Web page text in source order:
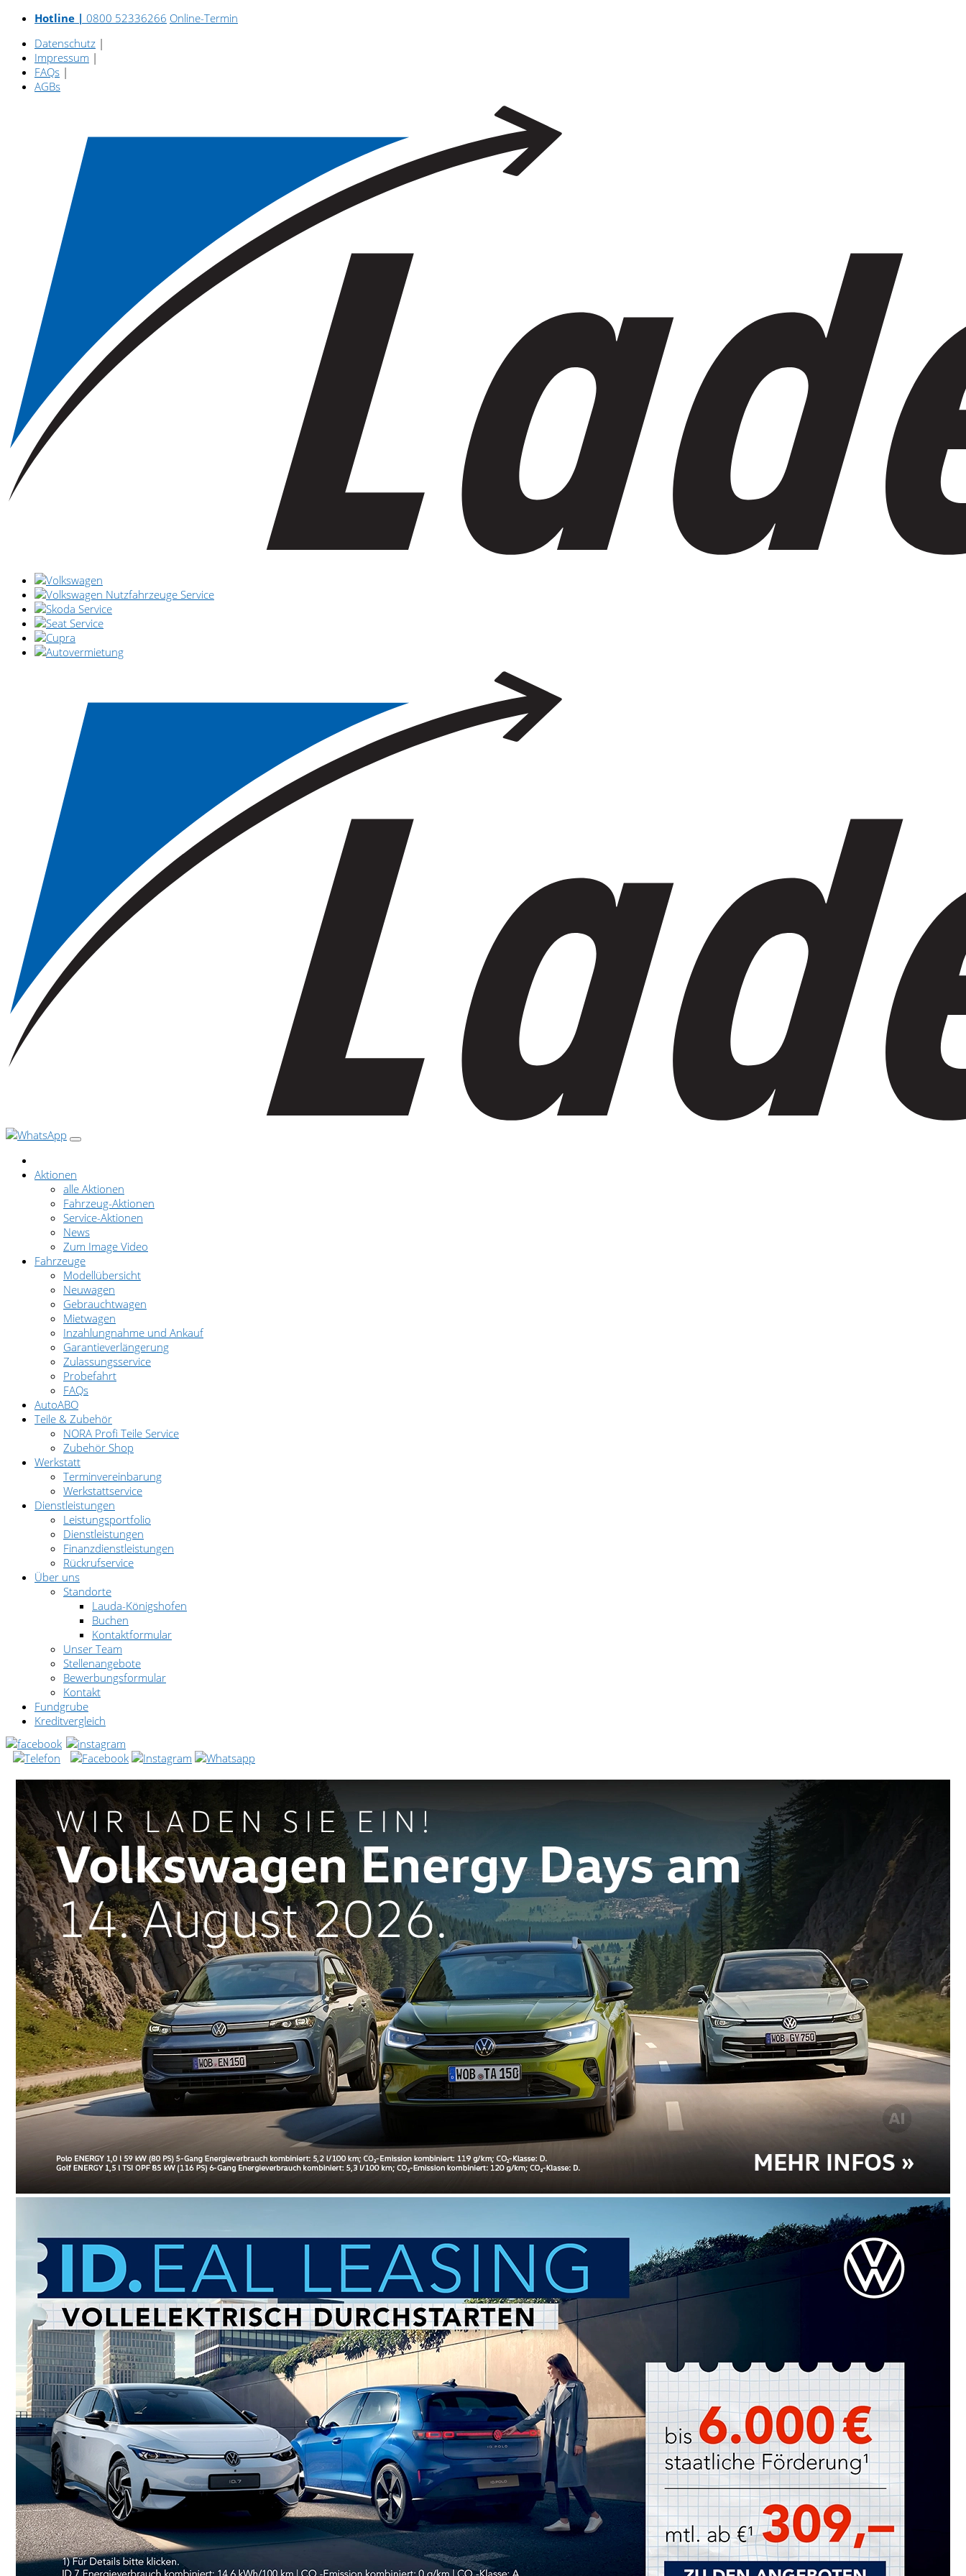
Hotline | 0800 52336266 Online-Termin
Datenschutz |
Impressum |
FAQs |
AGBs
Aktionen
alle Aktionen
Fahrzeug-Aktionen
Service-Aktionen
News
Zum Image Video
Fahrzeuge
Modellübersicht
Neuwagen
Gebrauchtwagen
Mietwagen
Inzahlungnahme und Ankauf
Garantieverlängerung
Zulassungsservice
Probefahrt
FAQs
AutoABO
Teile & Zubehör
NORA Profi Teile Service
Zubehör Shop
Werkstatt
Terminvereinbarung
Werkstattservice
Dienstleistungen
Leistungsportfolio
Dienstleistungen
Finanzdienstleistungen
Rückrufservice
Über uns
Standorte
Lauda-Königshofen
Buchen
Kontaktformular
Unser Team
Stellenangebote
Bewerbungsformular
Kontakt
Fundgrube
Kreditvergleich